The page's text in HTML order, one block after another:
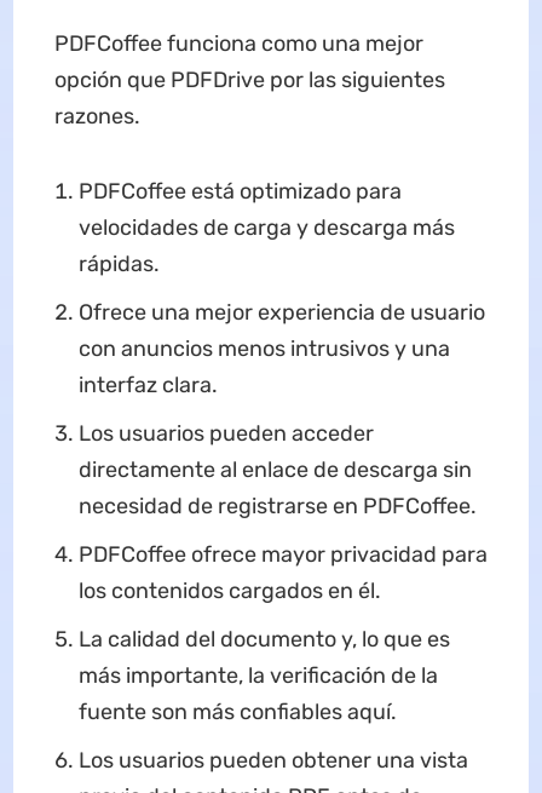
PDFCoffee funciona como una mejor
opción que PDFDrive por las siguientes
razones.
PDFCoffee está optimizado para
velocidades de carga y descarga más
rápidas.
Ofrece una mejor experiencia de usuario
con anuncios menos intrusivos y una
interfaz clara.
Los usuarios pueden acceder
directamente al enlace de descarga sin
necesidad de registrarse en PDFCoffee.
PDFCoffee ofrece mayor privacidad para
los contenidos cargados en él.
La calidad del documento y, lo que es
más importante, la verificación de la
fuente son más confiables aquí.
Los usuarios pueden obtener una vista